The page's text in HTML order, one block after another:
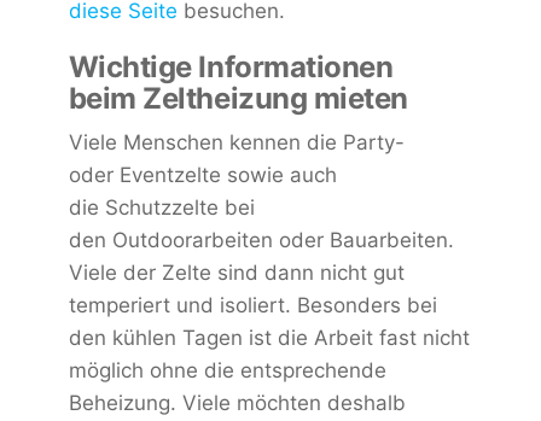
diese Seite besuchen.
Wichtige Informationen
beim Zeltheizung mieten
Viele Menschen kennen die Party-
oder Eventzelte sowie auch
die Schutzzelte bei
den Outdoorarbeiten oder Bauarbeiten.
Viele der Zelte sind dann nicht gut
temperiert und isoliert. Besonders bei
den kühlen Tagen ist die Arbeit fast nicht
möglich ohne die entsprechende
Beheizung. Viele möchten deshalb